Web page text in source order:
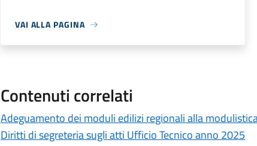
VAI ALLA PAGINA
Contenuti correlati
Adeguamento dei moduli edilizi regionali alla
Diritti di segreteria sugli atti Ufficio Tecnico anno 2025